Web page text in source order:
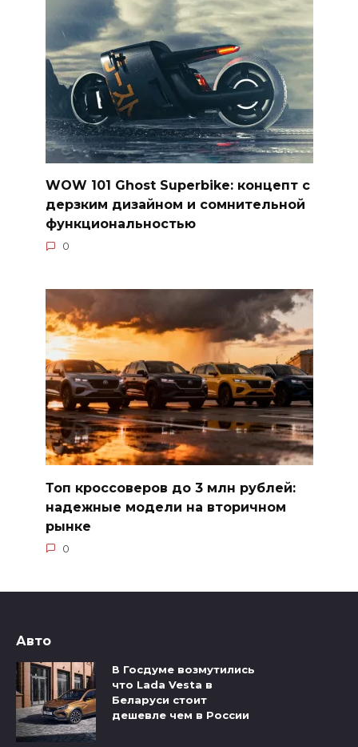
WOW 101 Ghost Superbike: концепт с
дерзким дизайном и сомнительной
функциональностью
0
Топ кроссоверов до 3 млн рублей:
надежные модели на вторичном
рынке
0
Авто
В Госдуме возмутились
что Lada Vesta в
Беларуси стоит
дешевле чем в России